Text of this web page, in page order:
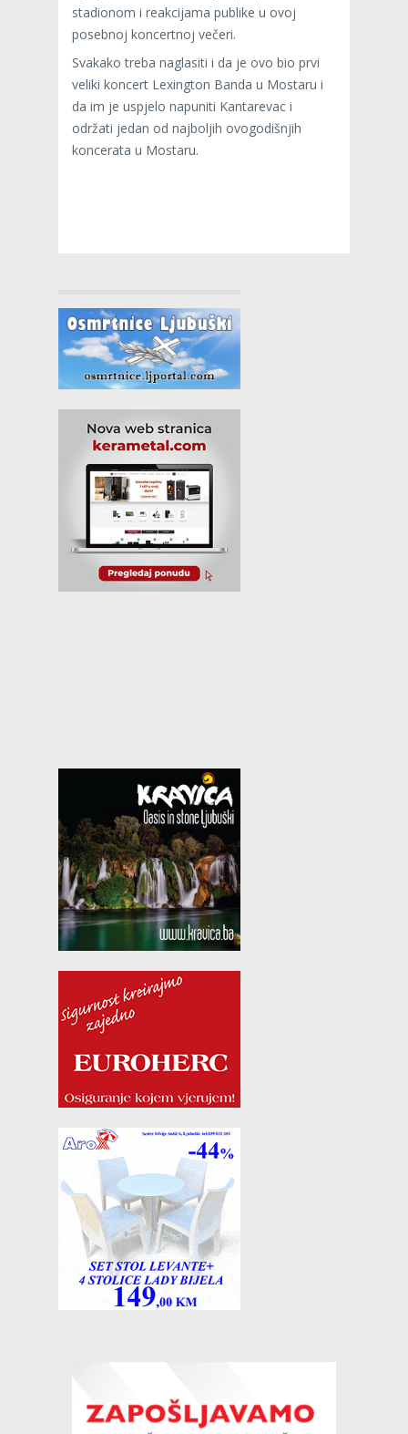
stadionom i reakcijama publike u ovoj
posebnoj koncertnoj večeri.
Svakako treba naglasiti i da je ovo bio prvi
veliki koncert Lexington Banda u Mostaru i
da im je uspjelo napuniti Kantarevac i
održati jedan od najboljih ovogodišnjih
koncerata u Mostaru.